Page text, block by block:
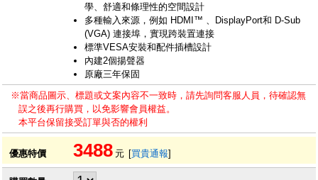
學、舒適和條理性的空間設計
多種輸入來源，例如 HDMI™ 、DisplayPort和 D-Sub
(VGA) 連接埠，實現跨裝置連接
標準VESA安裝和配件插槽設計
內建2個揚聲器
原廠三年保固
※當商品圖示、標題或文案內容不一致時，請先詢問客服人員，待確認無
誤之後再行購買，以免影響會員權益。
本平台保留接受訂單與否的權利
優惠特價 3488 元 [買貴通報]